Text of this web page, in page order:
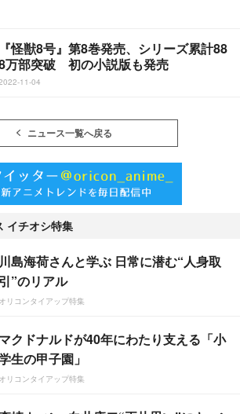
『怪獣8号』第8巻発売、シリーズ累計88
万部突破 初の小説版も発売
11-04
ニュース一覧へ戻る
イチオシ特集
川島海荷さんと学ぶ 日常に潜む“人身取
引”のリアル
オリコンタイアップ特集
マクドナルドが40年にわたり支える「小
生の甲子園」
オリコンタイアップ特集